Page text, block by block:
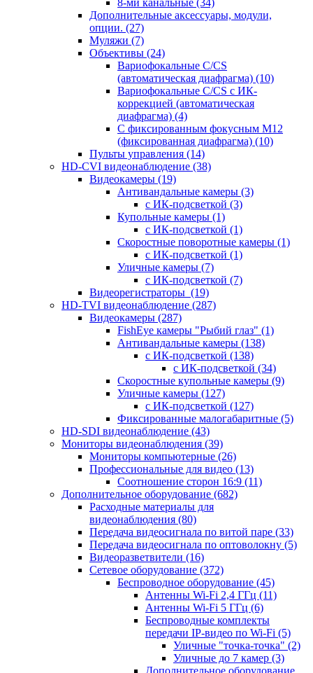
8-ми канальные (34)
Дополнительные аксессуары, модули,
опции. (27)
Муляжи (7)
Объективы (24)
Вариофокальные C/CS
(автоматическая диафрагма) (10)
Вариофокальные C/CS с ИК-
коррекцией (автоматическая
диафрагма) (4)
С фиксированным фокусным М12
(фиксированная диафрагма) (10)
Пульты управления (14)
HD-CVI видеонаблюдение (38)
Видеокамеры (19)
Антивандальные камеры (3)
с ИК-подсветкой (3)
Купольные камеры (1)
с ИК-подсветкой (1)
Скоростные поворотные камеры (1)
с ИК-подсветкой (1)
Уличные камеры (7)
с ИК-подсветкой (7)
Видеорегистраторы (19)
HD-TVI видеонаблюдение (287)
Видеокамеры (287)
FishEye камеры "Рыбий глаз" (1)
Антивандальные камеры (138)
с ИК-подсветкой (138)
с ИК-подсветкой (34)
Скоростные купольные камеры (9)
Уличные камеры (127)
с ИК-подсветкой (127)
Фиксированные малогабаритные (5)
HD-SDI видеонаблюдение (43)
Мониторы видеонаблюдения (39)
Мониторы компьютерные (26)
Профессиональные для видео (13)
Соотношение сторон 16:9 (11)
Дополнительное оборудование (682)
Расходные материалы для
видеонаблюдения (80)
Передача видеосигнала по витой паре (33)
Передача видеосигнала по оптоволокну (5)
Видеоразветвители (16)
Сетевое оборудование (372)
Беспроводное оборудование (45)
Антенны Wi-Fi 2,4 ГГц (11)
Антенны Wi-Fi 5 ГГц (6)
Беспроводные комплекты
передачи IP-видео по Wi-Fi (5)
Уличные "точка-точка" (2)
Уличные до 7 камер (3)
Дополнительное оборудование